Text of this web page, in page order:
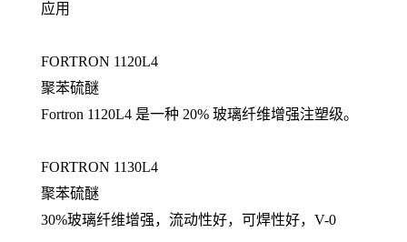
应用
FORTRON 1120L4
聚苯硫醚
Fortron 1120L4 是一种 20% 玻璃纤维增强注塑级。
FORTRON 1130L4
聚苯硫醚
30%玻璃纤维增强，流动性好，可焊性好，V-0